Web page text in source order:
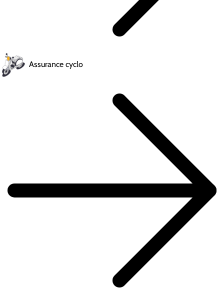
Assurance cyclo